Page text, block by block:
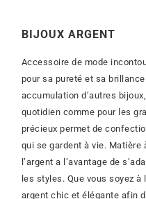
BIJOUX ARGENT
Accessoire de mode
pour sa pureté et sa
accumulation d’autres
quotidien comme pour les
précieux permet de
qui se gardent à vie. Matière
l’argent a l’avantage de
les styles. Que vous soyez à
argent chic et élégante afin